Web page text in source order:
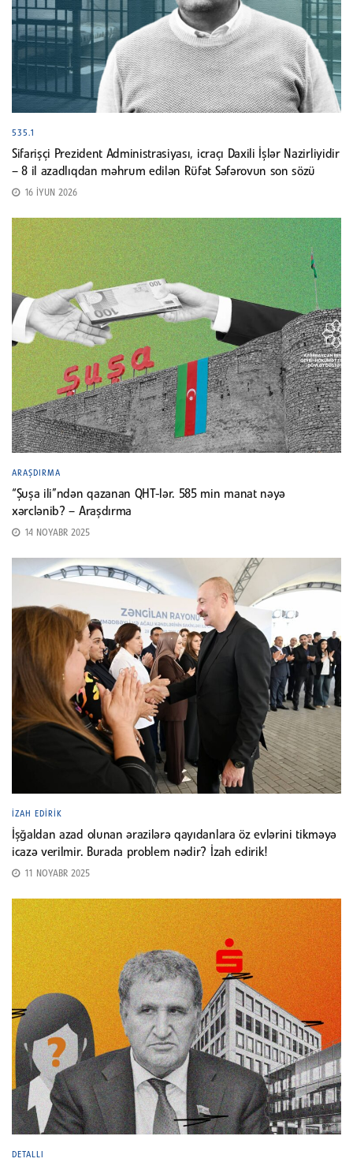
535.1
Sifarişçi Prezident Administrasiyası, icraçı Daxili İşlər Nazirliyidir
– 8 il azadlıqdan məhrum edilən Rüfət Səfərovun son sözü
16 İYUN 2026
ARAŞDIRMA
“Şuşa ili”ndən qazanan QHT-lər. 585 min manat nəyə
xərclənib? – Araşdırma
14 NOYABR 2025
İZAH EDIRIK
İşğaldan azad olunan ərazilərə qayıdanlara öz evlərini tikməyə
icazə verilmir. Burada problem nədir? İzah edirik!
11 NOYABR 2025
DETALLI